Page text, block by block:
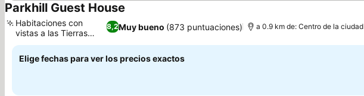
Parkhill Guest House
8,2Muy bueno (873 puntuaciones)
Habitaciones con
vistas a las Tierras
Altas
a 0.9 km de: Centro de la ciudad
Elige fechas para ver los precios exactos